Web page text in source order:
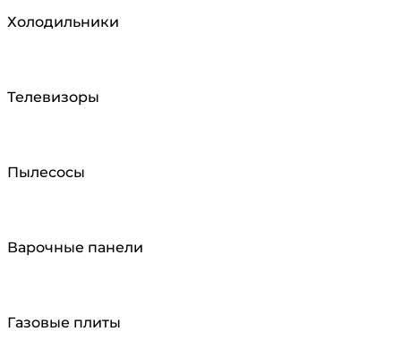
Холодильники
Телевизоры
Пылесосы
Варочные панели
Газовые плиты